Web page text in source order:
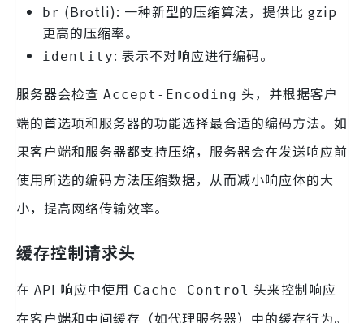
br (Brotli): 一种新型的压缩算法，提供比 gzip
更高的压缩率。
identity: 表示不对响应进行编码。
服务器会检查 Accept-Encoding 头，并根据客户
端的首选项和服务器的功能选择最合适的编码方法。如
果客户端和服务器都支持压缩，服务器会在发送响应前
使用所选的编码方法压缩数据，从而减小响应体的大
小，提高网络传输效率。
缓存控制请求头
在 API 响应中使用 Cache-Control 头来控制响应
在客户端和中间缓存（如代理服务器）中的缓存行为。